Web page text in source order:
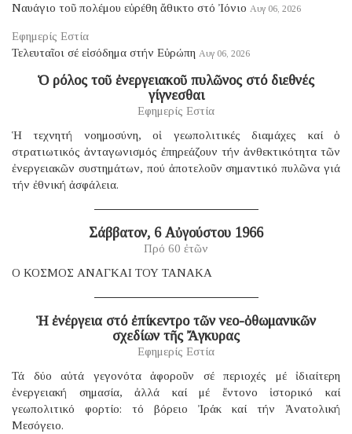
Ναυάγιο τοῦ πολέμου εὑρέθη ἄθικτο στό Ἰόνιο Αυγ 06, 2026
Εφημερίς Εστία
Τελευταῖοι σέ εἰσόδημα στήν Εὐρώπη Αυγ 06, 2026
Ὁ ρόλος τοῦ ἐνεργειακοῦ πυλῶνος στό διεθνές
γίγνεσθαι
Εφημερίς Εστία
Ἡ τεχνητή νοημοσύνη, οἱ γεωπολιτικές διαμάχες καί ὁ
στρατιωτικός ἀνταγωνισμός ἐπηρεάζουν τήν ἀνθεκτικότητα τῶν
ἐνεργειακῶν συστημάτων, πού ἀποτελοῦν σημαντικό πυλῶνα γιά
τήν ἐθνική ἀσφάλεια.
Σάββατον, 6 Αὐγούστου 1966
Πρό 60 ἐτῶν
Ο ΚΟΣΜΟΣ ΑΝΑΓΚΑΙ ΤΟΥ ΤΑΝΑΚΑ
Ἡ ἐνέργεια στό ἐπίκεντρο τῶν νεο-ὀθωμανικῶν
σχεδίων τῆς Ἄγκυρας
Εφημερίς Εστία
Τά δύο αὐτά γεγονότα ἀφοροῦν σέ περιοχές μέ ἰδιαίτερη
ἐνεργειακή σημασία, ἀλλά καί μέ ἔντονο ἱστορικό καί
γεωπολιτικό φορτίο: τό βόρειο Ἰράκ καί τήν Ἀνατολική
Μεσόγειο.